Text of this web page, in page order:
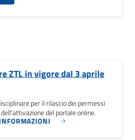
ZTL in vigore dal 3 aprile
per il rilascio dei permessi
del portale online.